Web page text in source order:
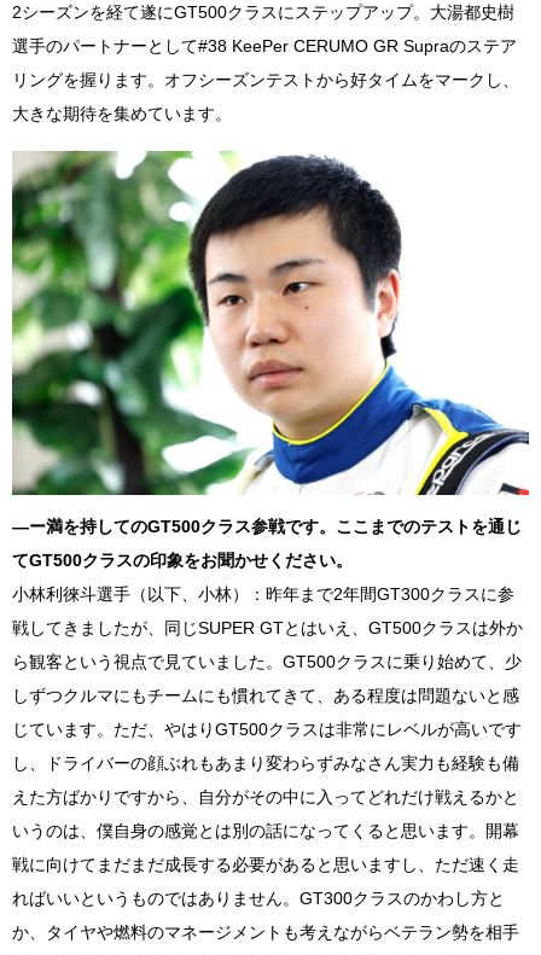
2シーズンを経て遂にGT500クラスにステップアップ。大湯都史樹
選手のパートナーとして#38 KeePer CERUMO GR Supraのステア
リングを握ります。オフシーズンテストから好タイムをマークし、
大きな期待を集めています。
―ー満を持してのGT500クラス参戦です。ここまでのテストを通じ
てGT500クラスの印象をお聞かせください。
小林利徠斗選手（以下、小林）：昨年まで2年間GT300クラスに参
戦してきましたが、同じSUPER GTとはいえ、 GT500クラスは外か
ら観客という視点で見ていました。 GT500クラスに乗り始めて、少
しずつクルマにもチームにも慣れてきて、ある程度は問題ないと感
じています。ただ、やはりGT500クラスは非常にレベルが高いです
し、ドライバーの顔ぶれもあまり変わらずみなさん実力も経験も備
えた方ばかりですから、自分がその中に入ってどれだけ戦えるかと
いうのは、僕自身の感覚とは別の話になってくると思います。開幕
戦に向けてまだまだ成長する必要があると思いますし、ただ速く走
ればいいというものではありません。 GT300クラスのかわし方と
か、タイヤや燃料のマネージメントも考えながらベテラン勢を相手